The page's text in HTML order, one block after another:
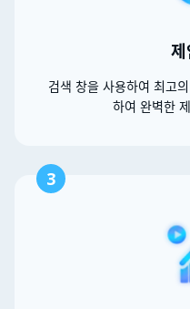
제
검색 창을 사용하여 최고
하여 완벽한
3